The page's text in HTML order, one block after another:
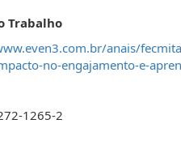
Trabalho
anais/
no-engajamento-e-
1265-2